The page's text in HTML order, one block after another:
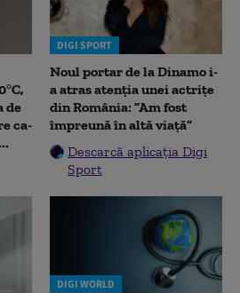
de
ca-
DIGI SPORT
Noul portar de la Dinamo i-
a atras atenția unei actrițe
din România: ”Am fost
împreună în altă viață”
Descarcă aplicația Digi
Sport
DIGI WORLD